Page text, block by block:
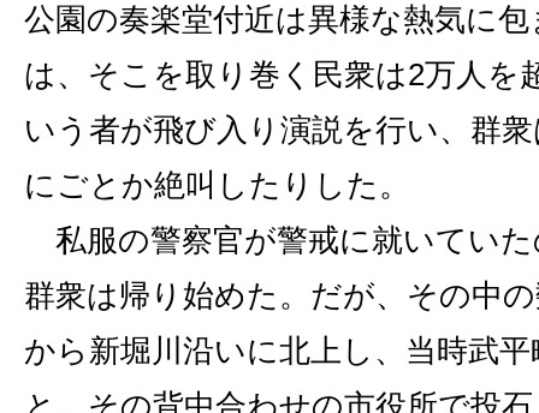
公園の奏楽堂付近は異様な熱気に
は、そこを取り巻く民衆は2万人を
いう者が飛び入り演説を行い、群
にごとか絶叫したりした。
私服の警察官が警戒に就いてい
群衆は帰り始めた。だが、その中
から新堀川沿いに北上し、当時武